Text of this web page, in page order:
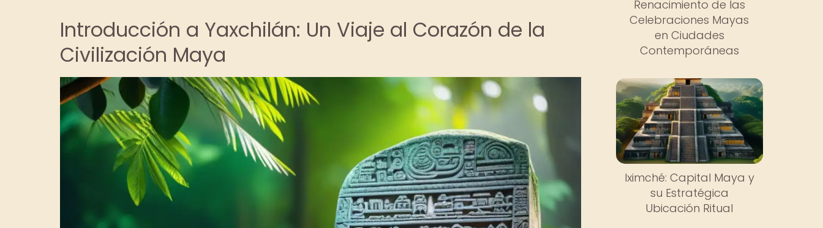
Introducción a Yaxchilán: Un Viaje al Corazón de la
Civilización Maya
Renacimiento de las
Celebraciones Mayas
en Ciudades
Contemporáneas
Iximché: Capital Maya y
su Estratégica
Ubicación Ritual